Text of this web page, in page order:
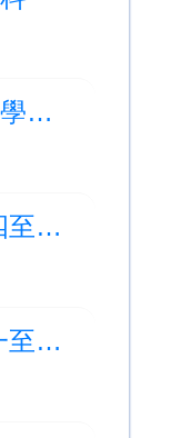
學業成績排行榜更新:下學期學期試
學校相片更新:結業禮(四至五年級)
學校相片更新:結業禮(一至三年級)